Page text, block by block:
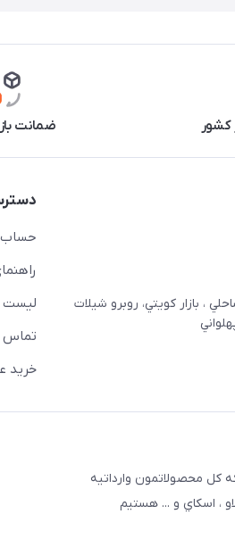
کشور ضمانت
، بازار كويتي، روبرو شيلات
حساب
لیست
تماس
خريد
كل محصولاتمون وارداتيه
، اسكاي و ... هستيم